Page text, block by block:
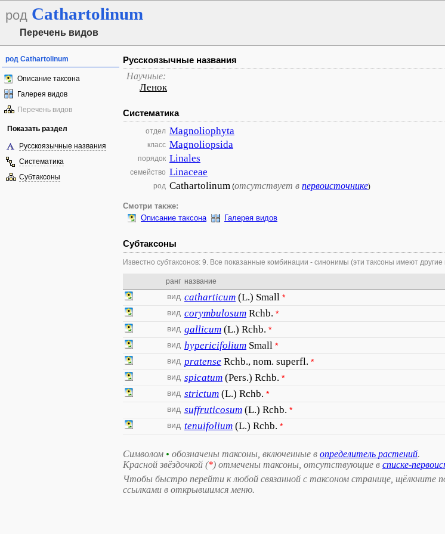
род Cathartolinum
Перечень видов
род Cathartolinum
Описание таксона
Галерея видов
Перечень видов
Показать раздел
Русскоязычные названия
Систематика
Субтаксоны
Русскоязычные названия
Научные:
Ленок
Систематика
отдел Magnoliophyta
класс Magnoliopsida
порядок Linales
семейство Linaceae
род Cathartolinum (отсутствует в первоисточнике)
Смотри также:
Описание таксона
Галерея видов
Субтаксоны
Известно субтаксонов: 9. Все показанные комбинации - синонимы (эти таксоны имеют
ранг название
вид catharticum (L.) Small *
вид corymbulosum Rchb. *
вид gallicum (L.) Rchb. *
вид hypericifolium Small *
вид pratense Rchb., nom. superfl. *
вид spicatum (Pers.) Rchb. *
вид strictum (L.) Rchb. *
вид suffruticosum (L.) Rchb. *
вид tenuifolium (L.) Rchb. *
Символом • обозначены таксоны, включенные в определитель растений.
Красной звёздочкой (*) отмечены таксоны, отсутствующие в списке-
Чтобы быстро перейти к любой связанной с таксоном странице, щёлкните
ссылками в открывшимся меню.